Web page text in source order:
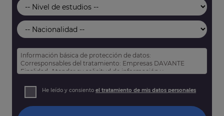
Información básica de protección de datos:
Corresponsables del tratamiento: Empresas DAVANTE
Finalidad: Atender su solicitud de información y
Derechos: Puede acceder, rectificar y suprimir sus datos,
así como otros derechos tal y como se explica en nuestra
He leído y consiento el tratamiento de mis datos personales